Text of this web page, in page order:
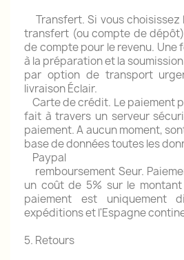
Transfert.Si vous
transfert (ou compte de
de compte pour le revenu. Une
à la préparation et la
par option de transport
livraison Éclair.
Carte de crédit. Le paiement
fait à travers un serveur
paiement.A aucun moment,
base de données toutes les
Paypal
remboursement Seur.
un coût de 5% sur le
paiement est uniquement
expéditions et l'Espagne
5. Retours